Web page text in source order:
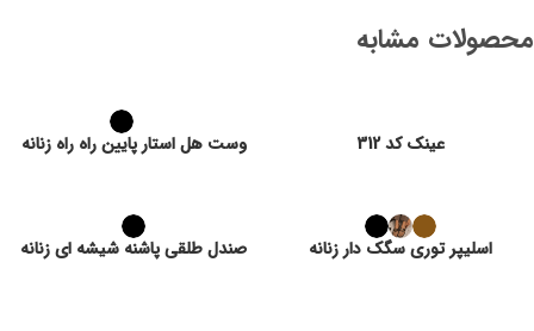
محصولات مشابه
عینک کد 312 وست هل استار پایین راه راه زنانه
اسلیپر توری سگک دار زنانه صندل طلقی پاشنه شیشه ای زنانه